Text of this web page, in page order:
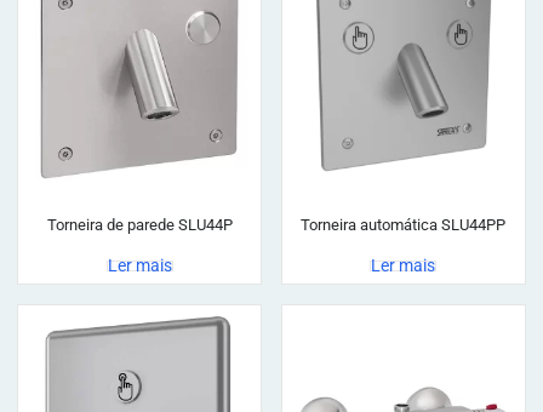
Torneira de parede SLU44P
Ler mais
Torneira automática SLU44PP
Ler mais